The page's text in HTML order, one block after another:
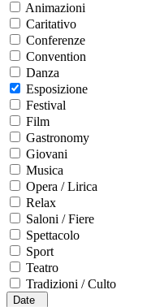
Animazioni
Caritativo
Conferenze
Convention
Danza
Esposizione
Festival
Film
Gastronomy
Giovani
Musica
Opera / Lirica
Relax
Saloni / Fiere
Spettacolo
Sport
Teatro
Tradizioni / Culto
Date